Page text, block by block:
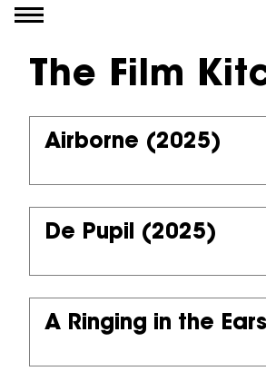
Go to content
The Film
Airborne (2025)
De Pupil (2025)
A Ringing in the Ears